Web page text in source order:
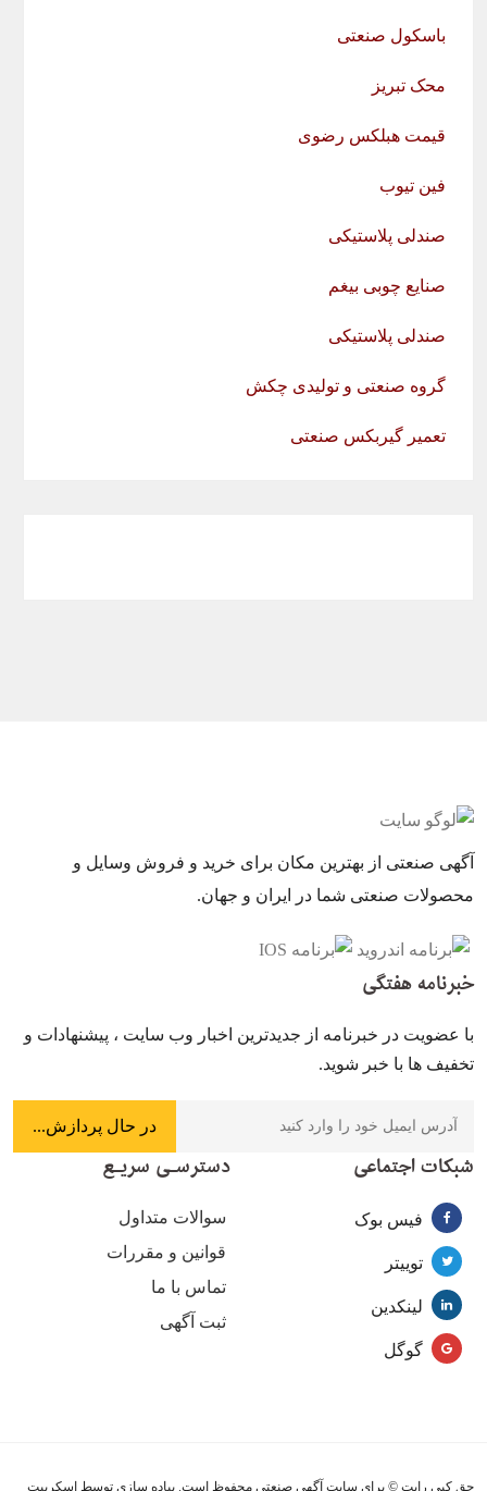
باسکول صنعتی
محک تبریز
قیمت هبلکس رضوی
فین تیوب
صندلی پلاستیکی
صنایع چوبی بیغم
صندلی پلاستیکی
گروه صنعتی و تولیدی چکش
تعمیر گیربکس صنعتی
آگهی صنعتی از بهترین مکان برای خرید و فروش وسایل و
محصولات صنعتی شما در ایران و جهان.
خبرنامه هفتگی
با عضویت در خبرنامه از جدیدترین اخبار وب سایت ، پیشنهادات و
تخفیف ها با خبر شوید.
شبکات اجتماعی
فیس بوک
توییتر
لینکدین
گوگل
دسترسـی سریـع
سوالات متداول
قوانین و مقررات
تماس با ما
ثبت آگهی
حق کپی رایت © برای سایت آگهی صنعتی محفوظ است. پیاده سازی توسط اسکریپت